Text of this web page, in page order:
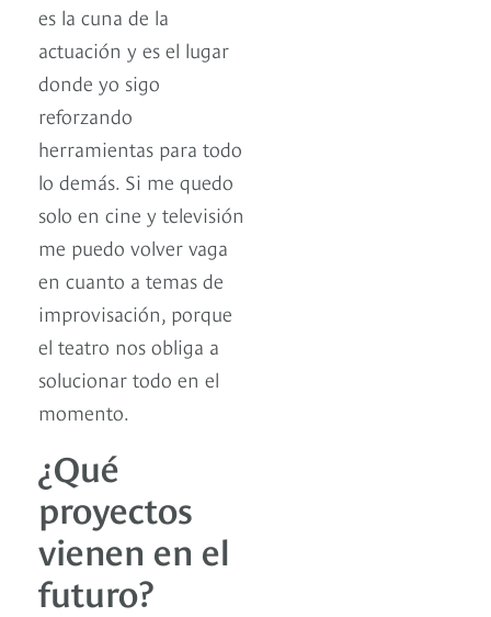
es la cuna de la
actuación y es el lugar
donde yo sigo
reforzando
herramientas para todo
lo demás. Si me quedo
solo en cine y televisión
me puedo volver vaga
en cuanto a temas de
improvisación, porque
el teatro nos obliga a
solucionar todo en el
momento.
¿Qué
proyectos
vienen en el
futuro?